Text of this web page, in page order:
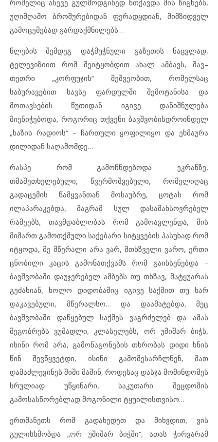
რომელიც ასევე გულმოდგინედ ნთქავდა მის წიგნებს,
უღიმღამო ბროშურებიდან ფერადყდიან, მიმზიდველ
გამოცემებად გარდაქმნილებს…
წლების შემდეგ დაჭმუჭნული გაზეთის ნაცვლად,
ტელევიზიით რომ შეიტყობდით ახალ ამბავს, შავ–
თეთრი „კორფუჯის“ მეშვეობით, რომელსაც
საბურავებით სავსე ფარდულში შემოტანისა და
მოთავსების წუთიდან იგივე დანიშნულება
მიენიჭებოდა, როგორიც თქვენი ბავშვობისდროინდელ
„ხაზის რადიოს“ – ჩართული ყოფილიყო და ეხმაურა
დილიდან საღამომდე…
რასპე რომ გამოჩნდებოდა ეკრანზე,
თმაშეთხელებული, წვერმოშვებული, რომელიღაც
გადაცემის წამყვანთან მოსაუბრე, ცოტას რომ
ილაპარაკებდა, მაგრამ სულ დასამახსოვრებელ
რამეებს, თავმდაბლობას რომ გამოავლენდა, მის
მიმართ გამოთქმული საქებარი სიტყვების პასუხად რომ
იტყოდა, მე მწერალი არა ვარ, მთხზველი ვარო, ერთი
ცნობილი კაცის გამონათქვამს რომ გაიხსენებდა –
ბავშვობაში დაუჯერებელ ამბებს თუ თხზავ, მატყუარას
გეძახიან, ხოლო დიდობაშიც იგივე საქმით თუ ხარ
დაკავებული, მწერალსო… და დაამატებდა, მეც
ბავშვობაში დაწყებულ საქმეს ვაგრძელებ და ამას
მეგობრებს ვუმადლი, კლასელებს, ორ უშიშარ ბიჭს,
ისინი რომ არა, გამონაგონების თხრობას დიდი ხნის
წინ შევწყვეტდი, ისინი გამომესარჩლნენ, მათ
დამაძლევინეს შიში მაშინ, როდესაც დასჯა მომინდომეს
სრულიად უწყინარი, საკუთარი შეცდომის
გამოსასწორებლად მოგონილი ტყუილისთვისო…
ერთმანეთს რომ გადახედეთ და მიხვდით, ვის
გულისხმობდა „ორ უშიშარ ბიჭში“, ათას ჭირვარამ